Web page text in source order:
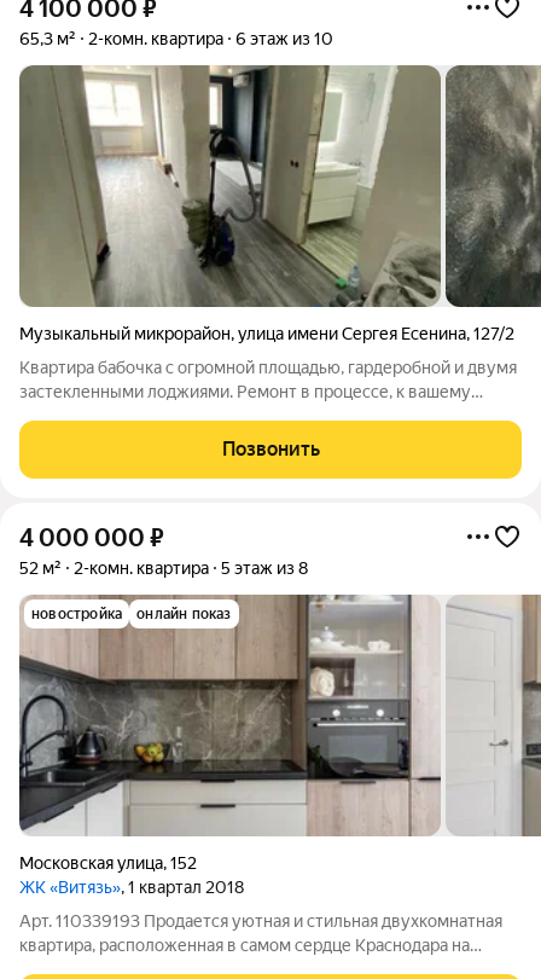
4 100 000 ₽
65,3 м² 2-комн. квартира 6 этаж из 10
Музыкальный микрорайон,улица имени Сергея Есенина,127/2
Квартира бабочка с огромной площадью, гардеробной и двумя
застекленными лоджиями. Ремонт в процессе, к вашему
современный. Вся инфраструктура в пешей доступности.
Трамвай, сады, школы, гипермаркеты,
Позвонить
4 000 000 ₽
52 м² 2-комн. квартира 5 этаж из 8
новостройка онлайн показ
Московская улица,152
ЖК «Витязь», 1 квартал 2018
Арт. 110339193 Продается уютная и стильная двухкомнатная
квартира, расположенная в самом сердце Краснодара на